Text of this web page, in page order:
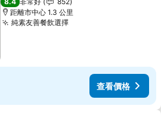
距離市中心 1.3 公里
純素友善餐飲選擇查看價格
查看價格